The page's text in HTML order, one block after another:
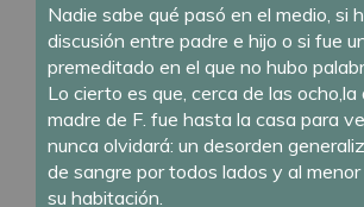
Nadie sabe qué pasó en el medio, si
discusión entre padre e hijo o si fue
premeditado en el que no hubo
Lo cierto es que, cerca de las ocho,la
madre de F. fue hasta la casa para
nunca olvidará: un desorden
de sangre por todos lados y al
su habitación.